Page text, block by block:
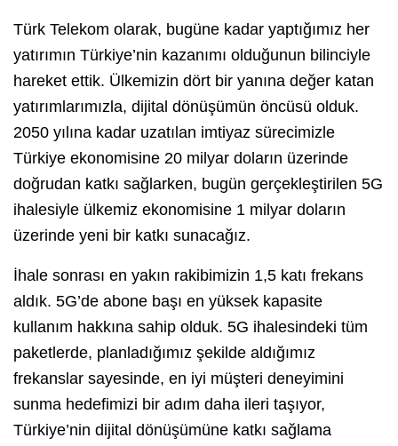
Türk Telekom olarak, bugüne kadar yaptığımız her
yatırımın Türkiye’nin kazanımı olduğunun bilinciyle
hareket ettik. Ülkemizin dört bir yanına değer katan
yatırımlarımızla, dijital dönüşümün öncüsü olduk.
2050 yılına kadar uzatılan imtiyaz sürecimizle
Türkiye ekonomisine 20 milyar doların üzerinde
doğrudan katkı sağlarken, bugün gerçekleştirilen 5G
ihalesiyle ülkemiz ekonomisine 1 milyar doların
üzerinde yeni bir katkı sunacağız.
İhale sonrası en yakın rakibimizin 1,5 katı frekans
aldık. 5G’de abone başı en yüksek kapasite
kullanım hakkına sahip olduk. 5G ihalesindeki tüm
paketlerde, planladığımız şekilde aldığımız
frekanslar sayesinde, en iyi müşteri deneyimini
sunma hedefimizi bir adım daha ileri taşıyor,
Türkiye’nin dijital dönüşümüne katkı sağlama